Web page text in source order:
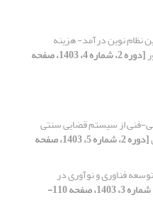
نظام نوین درآمد- هزینه
[دوره 2، شماره 4، 1403، صفحه
فنی از سیستم قضایی سنتی
[دوره 2، شماره 5، 1403، صفحه
فناوری و نوآوری در
[دوره 2، شماره 3، 1403، صفحه 110-